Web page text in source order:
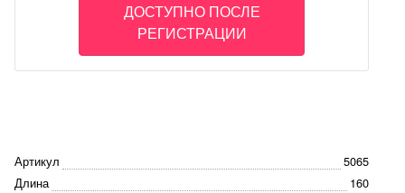
ДОСТУПНО ПОСЛЕ
РЕГИСТРАЦИИ
Артикул
5065
Длина
160